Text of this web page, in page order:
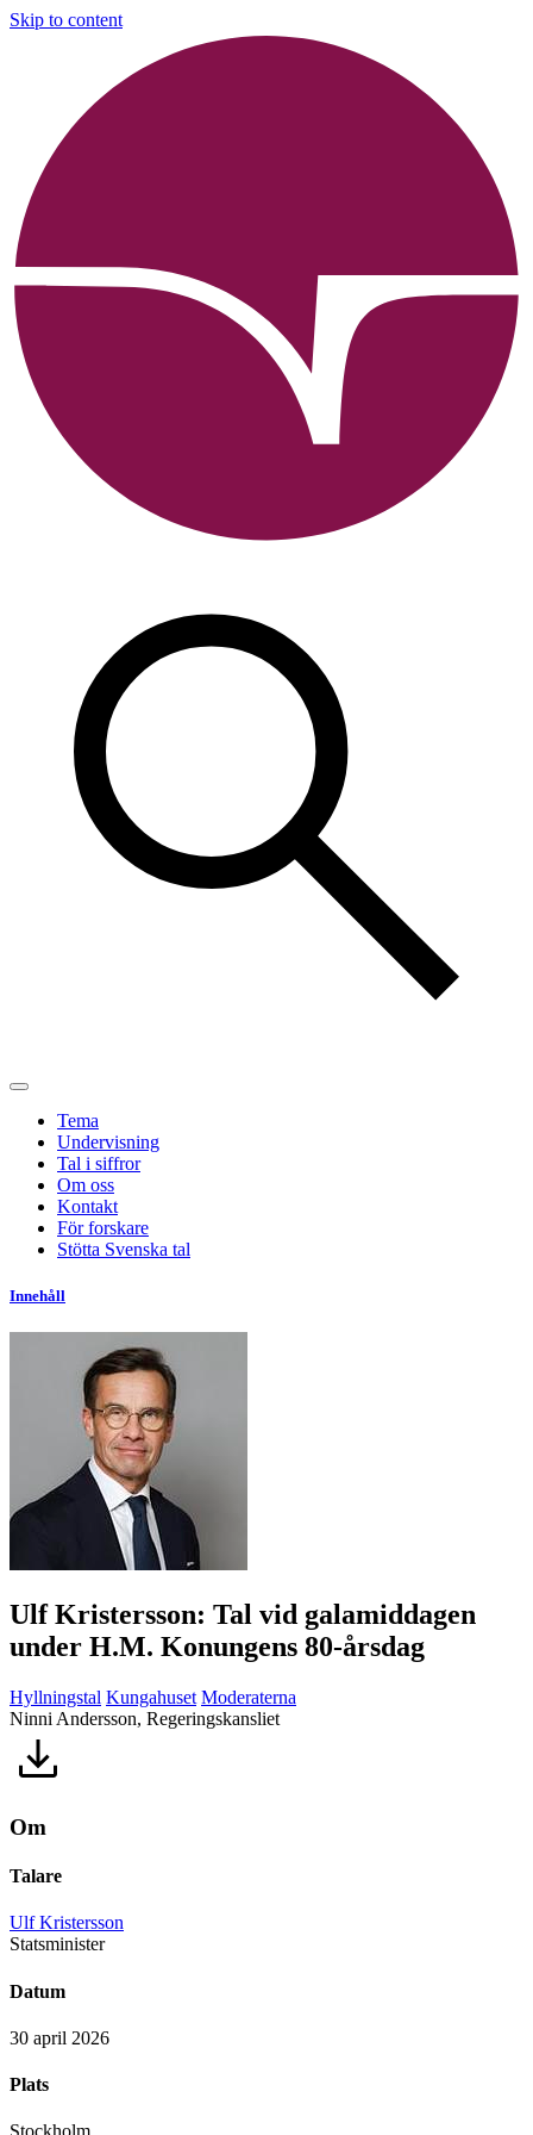
Skip to content
Tema
Undervisning
Tal i siffror
Om oss
Kontakt
För forskare
Stötta Svenska tal
Innehåll
Ulf Kristersson: Tal vid galamiddagen
under H.M. Konungens 80-årsdag
Hyllningstal Kungahuset Moderaterna
Ninni Andersson, Regeringskansliet
Om
Talare
Ulf Kristersson
Statsminister
Datum
30 april 2026
Plats